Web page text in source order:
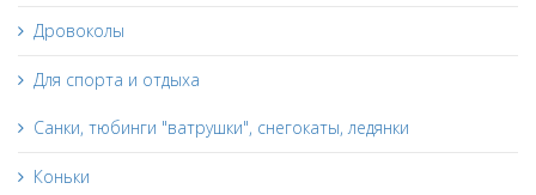
Дровоколы
Для спорта и отдыха
Санки, тюбинги "ватрушки", снегокаты, ледянки
Коньки